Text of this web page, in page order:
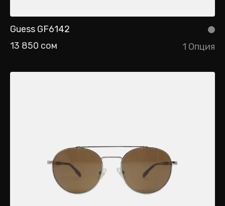
Guess GF6142
13 850 сом
1 Опция